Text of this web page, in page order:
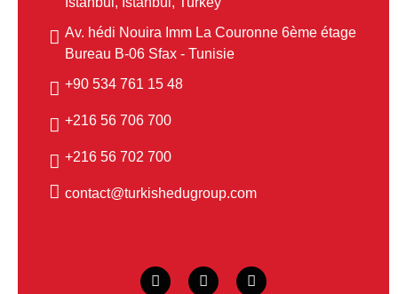
Av. hédi Nouira Imm La Couronne 6ème étage
Bureau B-06 Sfax - Tunisie
48 15 761 534 90+
700 706 56 216+
700 702 56 216+
contact@turkishedugroup.com